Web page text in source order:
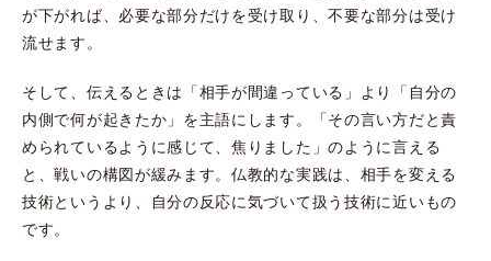
が下がれば、必要な部分だけを受け取り、不要な部分は受け
流せます。
そして、伝えるときは「相手が間違っている」より「自分の
内側で何が起きたか」を主語にします。「その言い方だと責
められているように感じて、焦りました」のように言える
と、戦いの構図が緩みます。仏教的な実践は、相手を変える
技術というより、自分の反応に気づいて扱う技術に近いもの
です。